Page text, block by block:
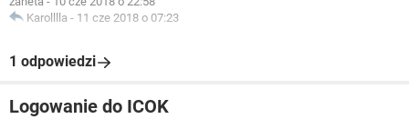
Karolllla - 11 cze 2018 o 07:23
1 odpowiedzi
Logowanie do ICOK